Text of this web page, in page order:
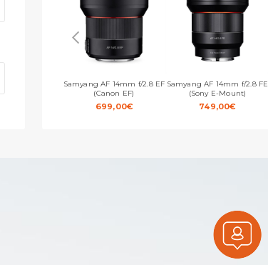
Samyang AF 14mm f/2.8 EF
(Canon EF)
699,00€
Samyang AF 14mm f/2.8 FE
(Sony E-Mount)
749,00€